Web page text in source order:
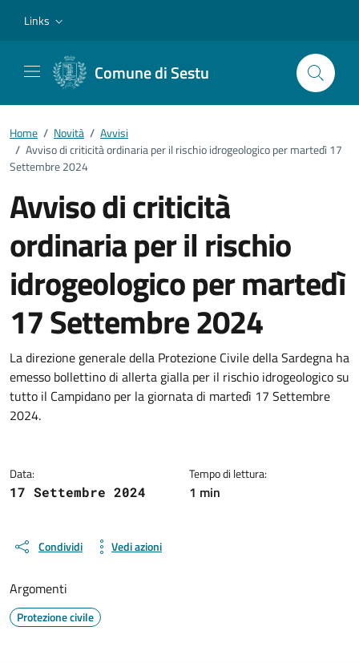
Links
Comune di Sestu
Home / Novità / Avvisi
/ Avviso di criticità ordinaria per il rischio idrogeologico per martedì 17
Settembre 2024
Avviso di criticità
ordinaria per il rischio
idrogeologico per martedì
17 Settembre 2024
Dettagli della notizia
La direzione generale della Protezione Civile della Sardegna ha
emesso bollettino di allerta gialla per il rischio idrogeologico su
tutto il Campidano per la giornata di martedì 17 Settembre
2024.
Data:
17 Settembre 2024
Tempo di lettura:
1 min
Condividi Vedi azioni
Argomenti
Protezione civile